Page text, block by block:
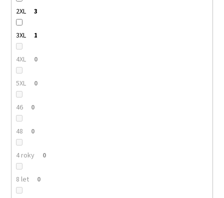
2XL 3
3XL 1
4XL 0
5XL 0
46 0
48 0
4 roky 0
8 let 0